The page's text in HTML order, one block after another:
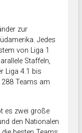
zur
Jedes
von Liga 1
Staffeln,
Liga 4.1 bis
Teams am
es zwei große
den Nationalen